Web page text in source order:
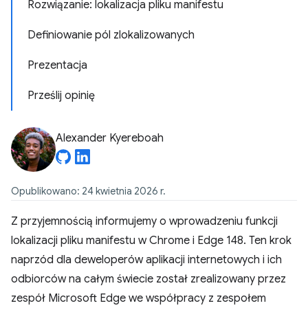
Rozwiązanie: lokalizacja pliku manifestu
Definiowanie pól zlokalizowanych
Prezentacja
Prześlij opinię
Alexander Kyereboah
Opublikowano: 24 kwietnia 2026 r.
Z przyjemnością informujemy o wprowadzeniu funkcji
lokalizacji pliku manifestu w Chrome i Edge 148. Ten krok
naprzód dla deweloperów aplikacji internetowych i ich
odbiorców na całym świecie został zrealizowany przez
zespół Microsoft Edge we współpracy z zespołem